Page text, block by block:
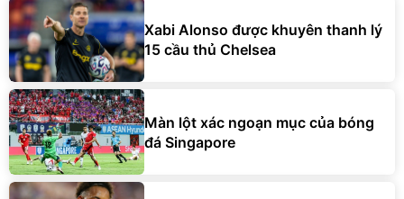
Xabi Alonso được khuyên thanh lý
15 cầu thủ Chelsea
Màn lột xác ngoạn mục của bóng
đá Singapore